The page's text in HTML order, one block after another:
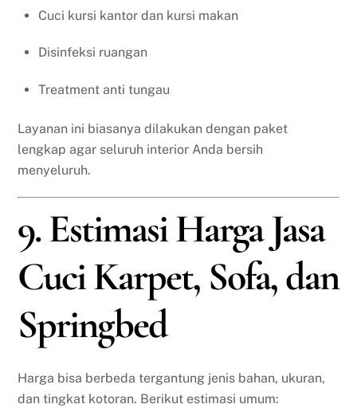
Cuci kursi kantor dan kursi makan
Disinfeksi ruangan
Treatment anti tungau
Layanan ini biasanya dilakukan dengan paket
lengkap agar seluruh interior Anda bersih
menyeluruh.
9. Estimasi Harga Jasa
Cuci Karpet, Sofa, dan
Springbed
Harga bisa berbeda tergantung jenis bahan, ukuran,
dan tingkat kotoran. Berikut estimasi umum: